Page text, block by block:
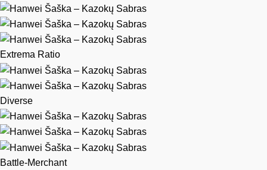
Extrema Ratio
Diverse
Battle-Merchant